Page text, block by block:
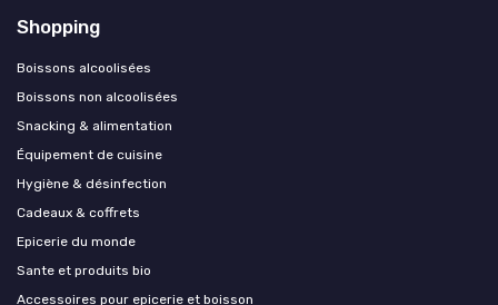
Shopping
Boissons alcoolisées
Boissons non alcoolisées
Snacking & alimentation
Équipement de cuisine
Hygiène & désinfection
Cadeaux & coffrets
Epicerie du monde
Sante et produits bio
Accessoires pour epicerie et boisson